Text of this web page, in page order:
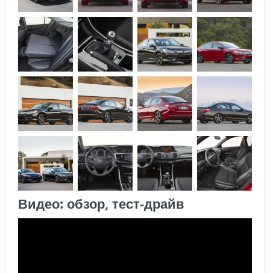
Видео: обзор, тест-драйв